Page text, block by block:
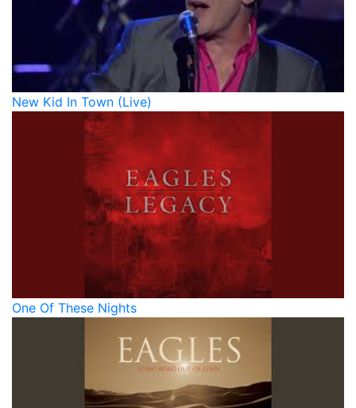
New Kid In Town (Live)
One Of These Nights